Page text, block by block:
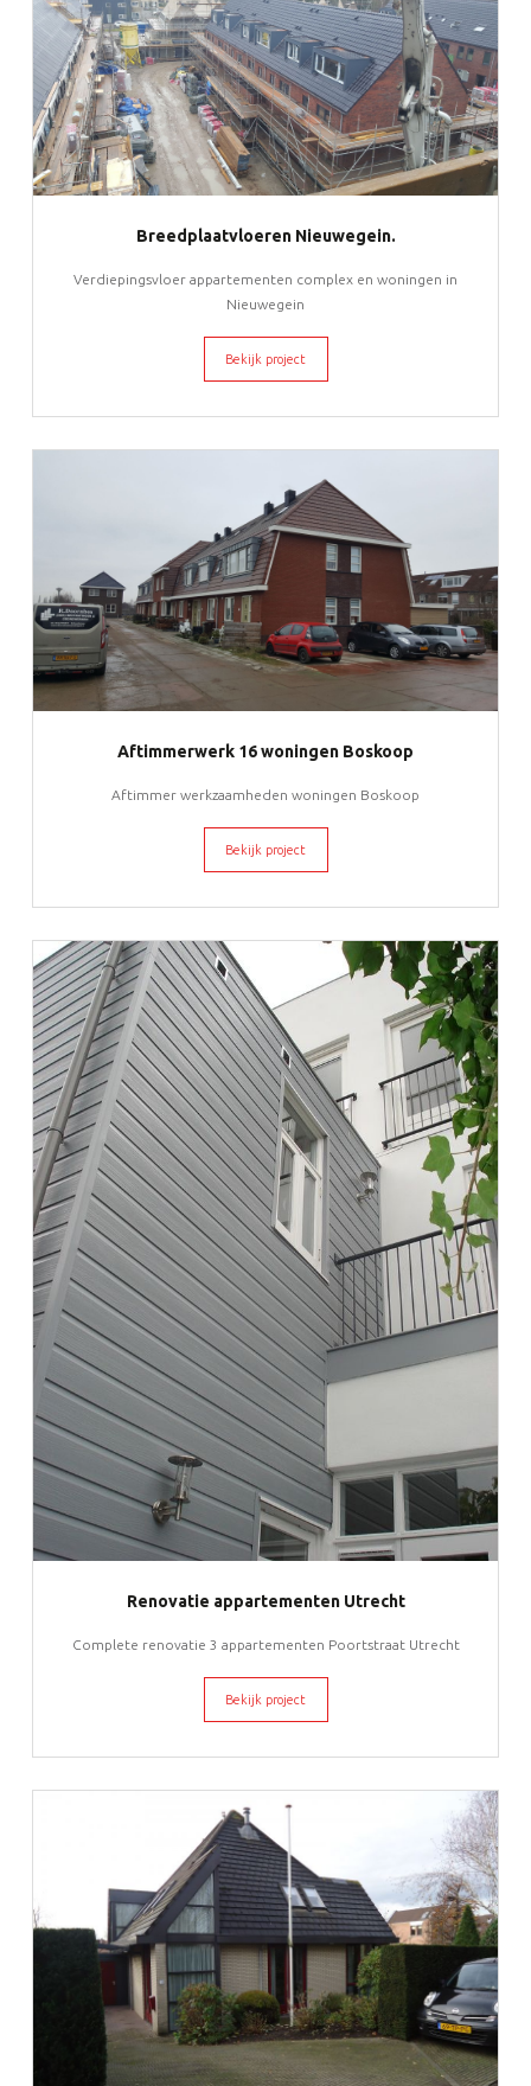
Breedplaatvloeren Nieuwegein.
Verdiepingsvloer appartementen complex en woningen in
Nieuwegein
Bekijk project
Aftimmerwerk 16 woningen Boskoop
Aftimmer werkzaamheden woningen Boskoop
Bekijk project
Renovatie appartementen Utrecht
Complete renovatie 3 appartementen Poortstraat Utrecht
Bekijk project